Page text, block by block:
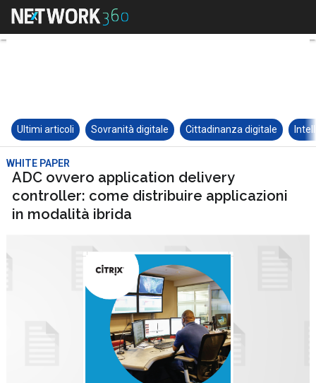
Ultimi articoli Sovranità digitale Cittadinanza digitale
WHITE PAPER
ADC ovvero application delivery
controller: come distribuire applicazioni
in modalità ibrida